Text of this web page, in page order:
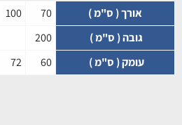
אורך ( ס"מ )
70
100
גובה ( ס"מ )
200
עומק ( ס"מ )
60
72